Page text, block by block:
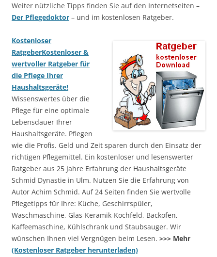
Weiter nützliche Tipps finden Sie auf den Internetseiten –
Der Pflegedoktor – und im kostenlosen Ratgeber.
Kostenloser
RatgeberKostenloser &
wertvoller Ratgeber für
die Pflege Ihrer
Haushaltsgeräte!
Wissenswertes über die
Pflege für eine optimale
Lebensdauer Ihrer
Haushaltsgeräte. Pflegen
wie die Profis. Geld und Zeit sparen durch den Einsatz der
richtigen Pflegemittel. Ein kostenloser und lesenswerter
Ratgeber aus 25 Jahre Erfahrung der Haushaltsgeräte
Schmid Dynastie in Ulm. Nutzen Sie die Erfahrung von
Autor Achim Schmid. Auf 24 Seiten finden Sie wertvolle
Pflegetipps für Ihre: Küche, Geschirrspüler,
Waschmaschine, Glas-Keramik-Kochfeld, Backofen,
Kaffeemaschine, Kühlschrank und Staubsauger. Wir
wünschen Ihnen viel Vergnügen beim Lesen. >>> Mehr
(Kostenloser Ratgeber herunterladen)